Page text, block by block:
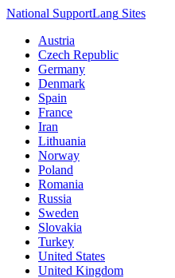
National SupportLang Sites
Austria
Czech Republic
Germany
Denmark
Spain
France
Iran
Lithuania
Norway
Poland
Romania
Russia
Sweden
Slovakia
Turkey
United States
United Kingdom